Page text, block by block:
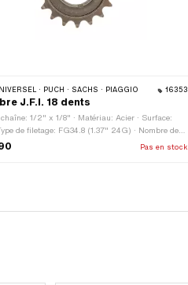
· PUCH · SACHS · PIAGGIO 16353
J.F.I. 18 dents
1/2" x 1/8" · Matériau: Acier · Surface:
de filetage: FG34.8 (1.37" 24G) · Nombre de
Pas en stock